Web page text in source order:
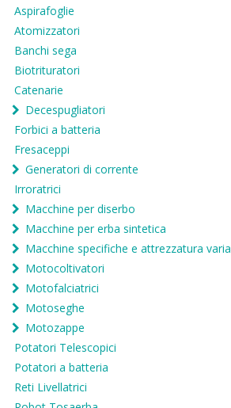
Aspirafoglie
Atomizzatori
Banchi sega
Biotrituratori
Catenarie
Decespugliatori
Forbici a batteria
Fresaceppi
Generatori di corrente
Irroratrici
Macchine per diserbo
Macchine per erba sintetica
Macchine specifiche e attrezzatura varia
Motocoltivatori
Motofalciatrici
Motoseghe
Motozappe
Potatori Telescopici
Potatori a batteria
Reti Livellatrici